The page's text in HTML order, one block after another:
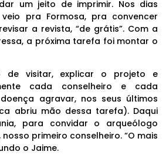
um jeito de imprimir. Nos dias
pra Formosa, pra convencer
a revista, “de grátis”. Com a
a próxima tarefa foi montar o
de visitar, explicar o projeto e
cada conselheiro e cada
agravar, nos seus últimos
abriu mão dessa tarefa). Daqui
para convidar o arqueólogo
primeiro conselheiro. “O mais
o Jaime.